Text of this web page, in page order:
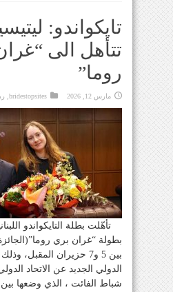
تايكواندو:
تتأهل الى
روما”
مارس 12, 2026 bridestopsites
تأهّلت بطلة التايكواندو
بطولة “غران بري
بين 5 و7 حزيران المقبل،
الدولي الجديد عن الاتحاد
شباط الفائت ، الذي وضعها